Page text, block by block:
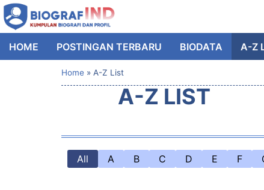
HOME POSTINGAN TERBARU BIODATA A-Z
Home » A-Z List
A-Z LIST
All A B C D E F